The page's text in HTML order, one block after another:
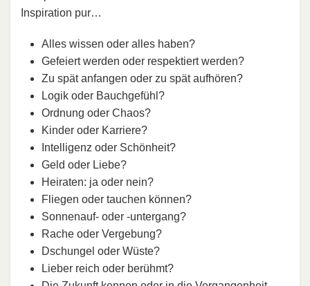
Inspiration pur…
Alles wissen oder alles haben?
Gefeiert werden oder respektiert werden?
Zu spät anfangen oder zu spät aufhören?
Logik oder Bauchgefühl?
Ordnung oder Chaos?
Kinder oder Karriere?
Intelligenz oder Schönheit?
Geld oder Liebe?
Heiraten: ja oder nein?
Fliegen oder tauchen können?
Sonnenauf- oder -untergang?
Rache oder Vergebung?
Dschungel oder Wüste?
Lieber reich oder berühmt?